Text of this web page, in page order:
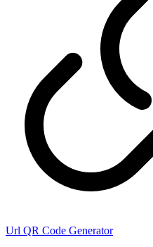
Url QR Code Generator